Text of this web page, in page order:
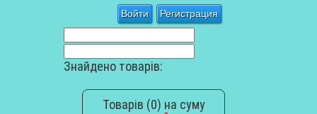
Войти Регистрация
Знайдено товарів:
Товарів (0) на суму